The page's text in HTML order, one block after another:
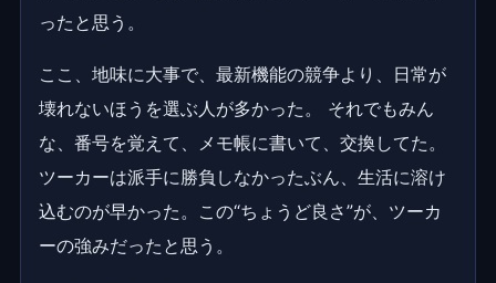
ったと思う。
ここ、地味に大事で、最新機能の競争より、日常が
壊れないほうを選ぶ人が多かった。 それでもみん
な、番号を覚えて、メモ帳に書いて、交換してた。
ツーカーは派手に勝負しなかったぶん、生活に溶け
込むのが早かった。この“ちょうど良さ”が、ツーカ
ーの強みだったと思う。